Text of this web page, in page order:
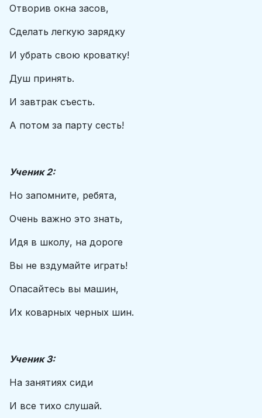
Отворив окна засов,
Сделать легкую зарядку
И убрать свою кроватку!
Душ принять.
И завтрак съесть.
А потом за парту сесть!
Ученик 2:
Но запомните, ребята,
Очень важно это знать,
Идя в школу, на дороге
Вы не вздумайте играть!
Опасайтесь вы машин,
Их коварных черных шин.
Ученик 3:
На занятиях сиди
И все тихо слушай.